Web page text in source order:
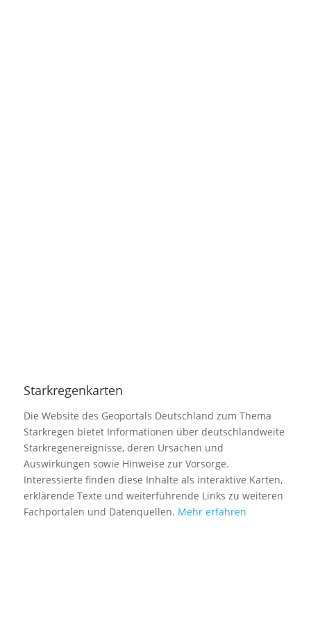
Starkregenkarten
Die Website des Geoportals Deutschland zum Thema
Starkregen bietet Informationen über deutschlandweite
Starkregenereignisse, deren Ursachen und
Auswirkungen sowie Hinweise zur Vorsorge.
Interessierte finden diese Inhalte als interaktive Karten,
erklärende Texte und weiterführende Links zu weiteren
Fachportalen und Datenquellen. Mehr erfahren